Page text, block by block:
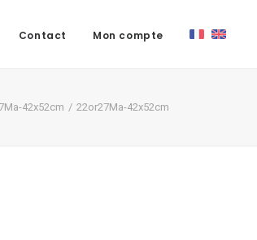
Contact Mon compte
42x52cm 22or27Ma-42x52cm